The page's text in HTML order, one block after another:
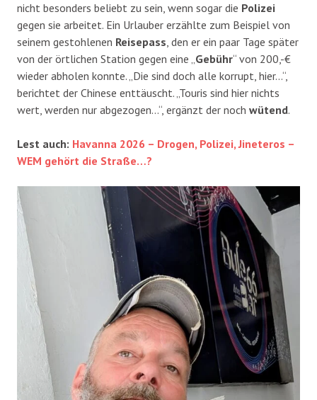
nicht besonders beliebt zu sein, wenn sogar die Polizei
gegen sie arbeitet. Ein Urlauber erzählte zum Beispiel von
seinem gestohlenen Reisepass, den er ein paar Tage später
von der örtlichen Station gegen eine „Gebühr“ von 200,-€
wieder abholen konnte. „Die sind doch alle korrupt, hier…“,
berichtet der Chinese enttäuscht. „Touris sind hier nichts
wert, werden nur abgezogen…“, ergänzt der noch wütend.
Lest auch: Havanna 2026 – Drogen, Polizei, Jineteros –
WEM gehört die Straße…?